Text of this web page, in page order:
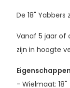
De 18"
Vanaf 5 jaar of
zijn in hoogte
- Wielmaat: 18"